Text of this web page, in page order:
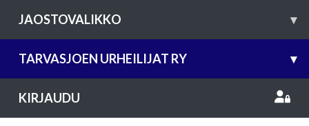
JAOSTOVALIKKO ▾
TARVASJOEN URHEILIJAT RY ▾
KIRJAUDU